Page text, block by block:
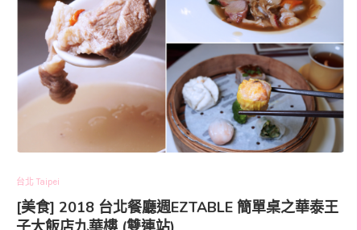
台北 Taipei
[美食] 2018 台北餐廳週EZTABLE 簡單桌之華泰王